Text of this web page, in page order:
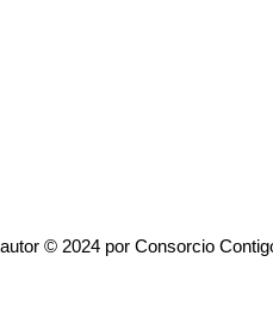
© 2024 por Consorcio